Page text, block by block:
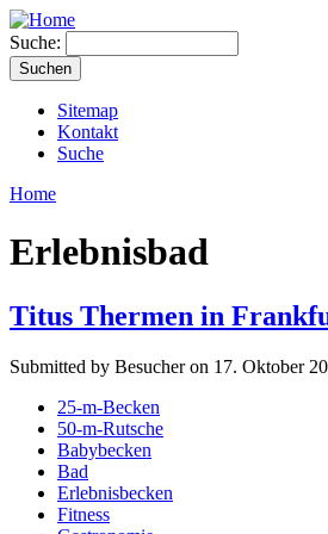
Suche:
Sitemap
Kontakt
Suche
Home
Erlebnisbad
Titus Thermen in
Submitted by Besucher on 17. Oktober
25-m-Becken
50-m-Rutsche
Babybecken
Bad
Erlebnisbecken
Fitness